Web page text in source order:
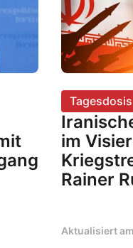
Tagesdosis
im
Rainer
Aktualisiert am